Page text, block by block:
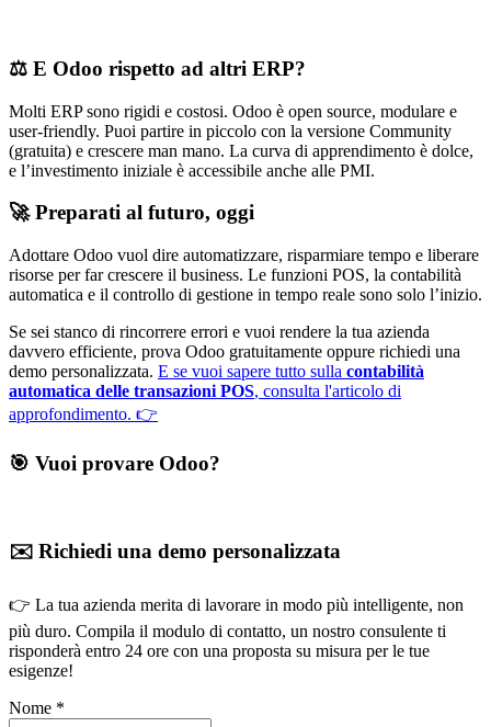
⚖️ E Odoo rispetto ad altri ERP?
Molti ERP sono rigidi e costosi. Odoo è open source, modulare e
user-friendly. Puoi partire in piccolo con la versione Community
(gratuita) e crescere man mano. La curva di apprendimento è dolce,
e l’investimento iniziale è accessibile anche alle PMI.
🚀 Preparati al futuro, oggi
Adottare Odoo vuol dire automatizzare, risparmiare tempo e liberare
risorse per far crescere il business. Le funzioni POS, la contabilità
automatica e il controllo di gestione in tempo reale sono solo l’inizio.
Se sei stanco di rincorrere errori e vuoi rendere la tua azienda
davvero efficiente, prova Odoo gratuitamente oppure richiedi una
demo personalizzata. E se vuoi sapere tutto sulla contabilità
automatica delle transazioni POS, consulta l'articolo di
approfondimento. 👉
🎯 Vuoi provare Odoo?
✉️ Richiedi una demo personalizzata
👉 La tua azienda merita di lavorare in modo più intelligente, non
più duro. Compila il modulo di contatto, un nostro consulente ti
risponderà entro 24 ore con una proposta su misura per le tue
esigenze!
Nome *